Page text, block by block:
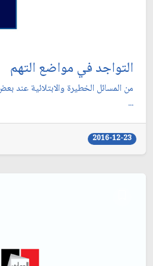
التواجد في مواضع التهم
من المسائل الخطيرة والابتلائية عند
...
2016-12-23